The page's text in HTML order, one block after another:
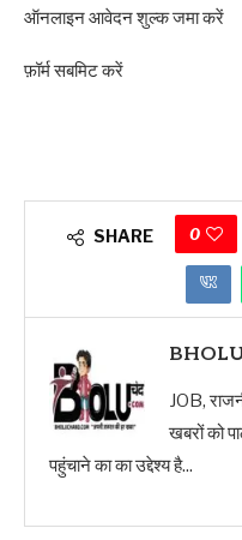
ऑनलाइन आवेदन शुल्क जमा करें
फ़ॉर्म सबमिट करें
SHARE 0
JOB,
खबरों को
पहुंचाने का का उद्देश्य है...